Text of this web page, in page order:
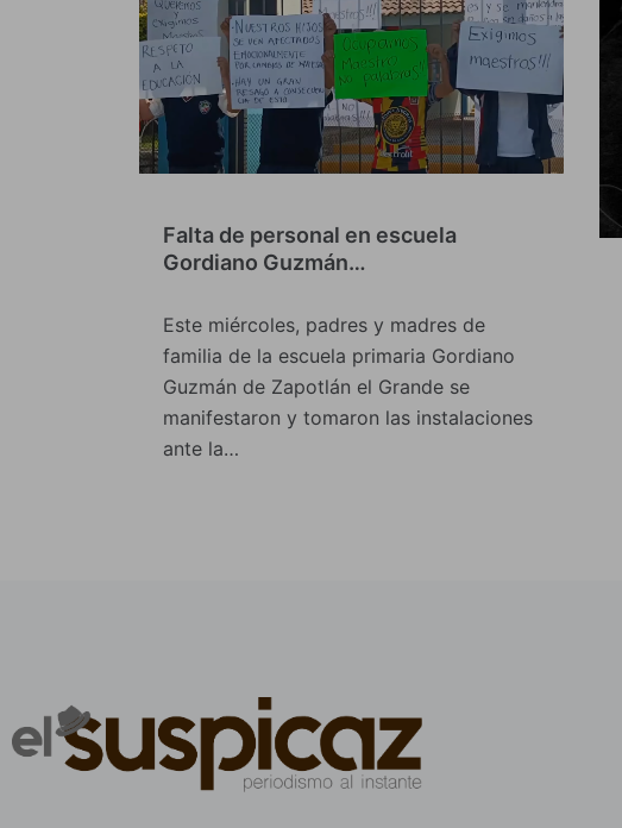
Falta de personal en escuela
Gordiano Guzmán…
Este miércoles, padres y madres de
familia de la escuela primaria Gordiano
Guzmán de Zapotlán el Grande se
manifestaron y tomaron las instalaciones
ante la…